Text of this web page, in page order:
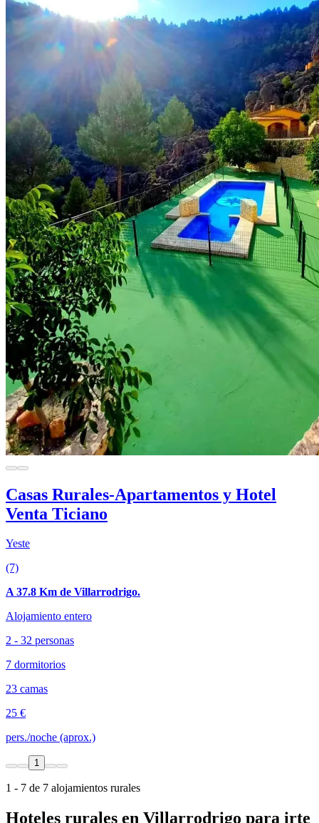
Casas Rurales-Apartamentos y Hotel
Venta Ticiano
Yeste
(7)
A 37.8 Km de Villarrodrigo.
Alojamiento entero
2 - 32 personas
7 dormitorios
23 camas
25 €
pers./noche (aprox.)
1
1 - 7 de 7 alojamientos rurales
Hoteles rurales en Villarrodrigo para irte